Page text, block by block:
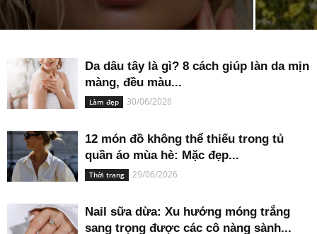
Da dâu tây là gì? 8 cách giúp làn da mịn
màng, đều màu...
Làm đẹp 30/06/2026
12 món đồ không thể thiếu trong tủ
quần áo mùa hè: Mặc đẹp...
Thời trang 29/06/2026
Nail sữa dừa: Xu hướng móng trắng
sang trọng được các cô nàng sành...